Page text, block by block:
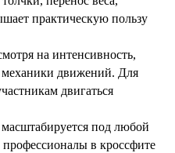
практическую пользу
на интенсивность,
движений. Для
двигаться
под любой
в кроссфите